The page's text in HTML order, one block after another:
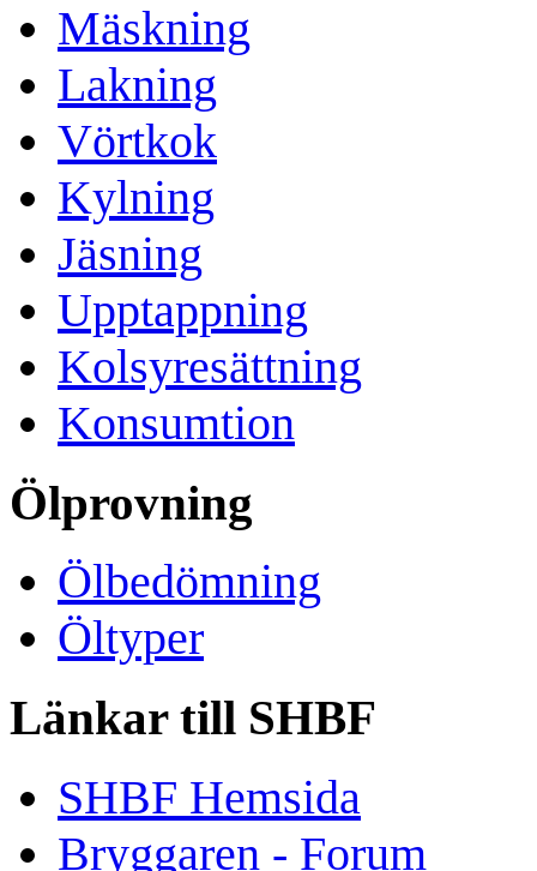
Mäskning
Lakning
Vörtkok
Kylning
Jäsning
Upptappning
Kolsyresättning
Konsumtion
Ölprovning
Ölbedömning
Öltyper
Länkar till SHBF
SHBF Hemsida
Bryggaren - Forum